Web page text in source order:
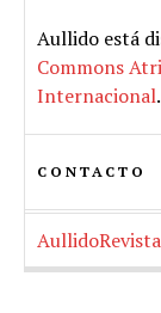
Aullido está
Commons
Internacional.
CONTACTO